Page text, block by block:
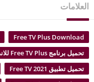
العلامات
Free TV Plus Download
تحميل برنامج Free TV Plus للاندرويد
تحميل تطبيق Free TV 2021